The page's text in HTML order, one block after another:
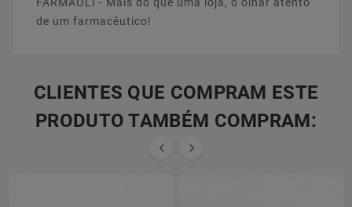
de um farmacêutico!
CLIENTES QUE COMPRAM ESTE
PRODUTO TAMBÉM COMPRAM:
 